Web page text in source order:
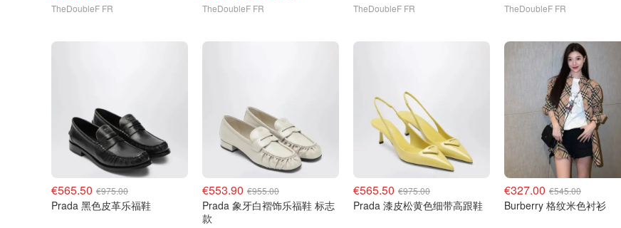
TheDoubleF FR TheDoubleF FR TheDoubleF FR TheDoubleF FR
€565.50 €975.00
Prada 黑色皮革乐福鞋
€553.90 €955.00
Prada 象牙白褶饰乐福鞋 标志
款
€565.50 €975.00
Prada 漆皮松黄色细带高跟鞋
€327.00 €545.00
Burberry 格纹米色衬衫